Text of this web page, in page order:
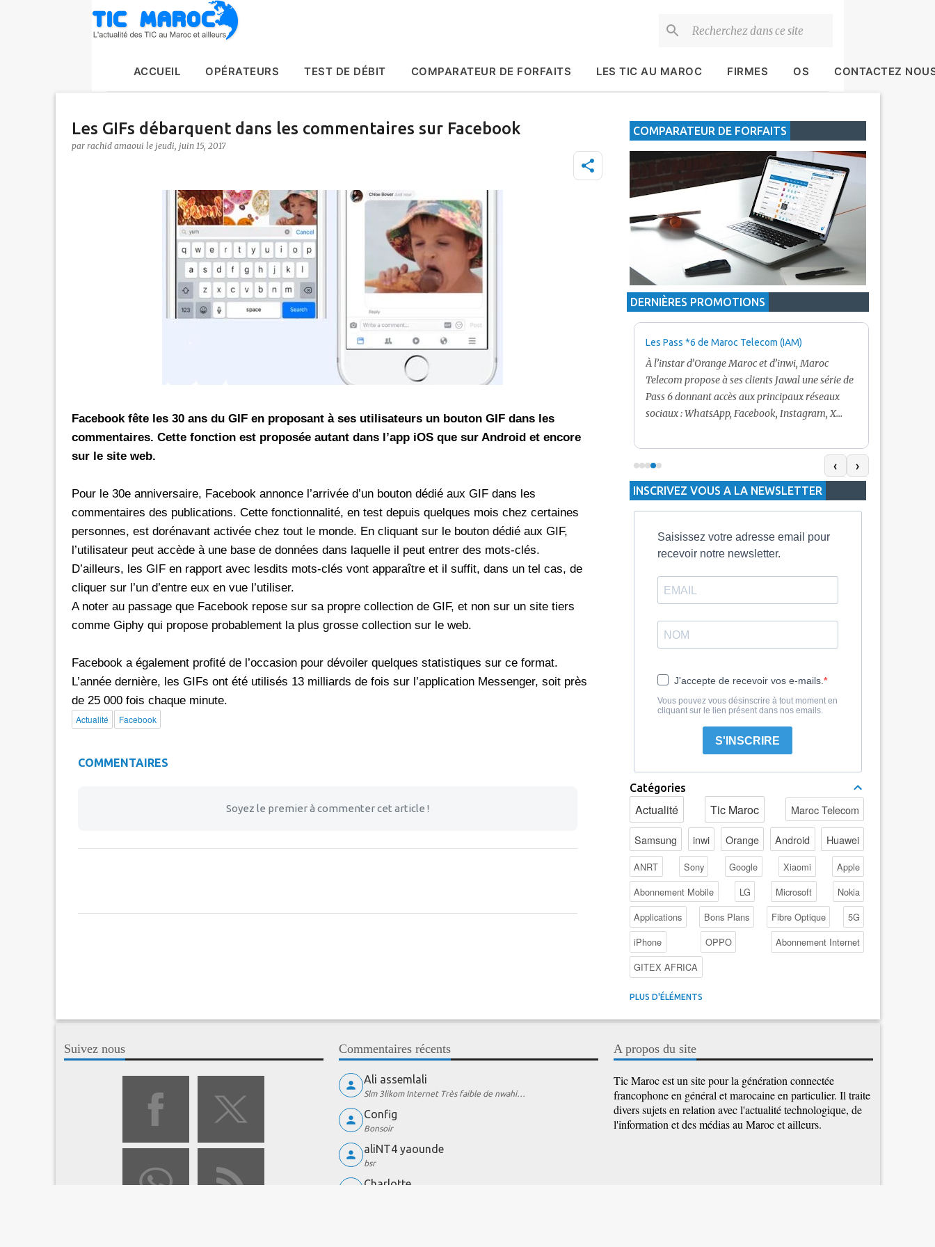
ACCUEIL OPÉRATEURS TEST DE DÉBIT COMPARATEUR DE FORFAITS LES TIC AU MAROC FIRMES OS CONTACTEZ
Les GIFs débarquent dans les commentaires sur Facebook
par rachid amaoui le jeudi, juin 15, 2017
Facebook fête les 30 ans du GIF en proposant à ses utilisateurs un bouton GIF dans les
commentaires. Cette fonction est proposée autant dans l’app iOS que sur Android et encore
sur le site web.
Pour le 30e anniversaire, Facebook annonce l’arrivée d’un bouton dédié aux GIF dans les
commentaires des publications. Cette fonctionnalité, en test depuis quelques mois chez certaines
personnes, est dorénavant activée chez tout le monde. En cliquant sur le bouton dédié aux GIF,
l’utilisateur peut accède à une base de données dans laquelle il peut entrer des mots-clés.
D’ailleurs, les GIF en rapport avec lesdits mots-clés vont apparaître et il suffit, dans un tel cas, de
cliquer sur l’un d’entre eux en vue l’utiliser.
A noter au passage que Facebook repose sur sa propre collection de GIF, et non sur un site tiers
comme Giphy qui propose probablement la plus grosse collection sur le web.
Facebook a également profité de l’occasion pour dévoiler quelques statistiques sur ce format.
L’année dernière, les GIFs ont été utilisés 13 milliards de fois sur l’application Messenger, soit près
de 25 000 fois chaque minute.
Actualité Facebook
COMMENTAIRES
Soyez le premier à commenter cet article !
COMPARATEUR DE FORFAITS
DERNIÈRES PROMOTIONS
d'une offre promotionnelle qui
peuvent désormais bénéficier
code d'une recharge de 30 Dh
Promotion inwi: L'illimité vers les réseaux sociaux
A l'instar de Maroc Telecom et Orange, inwi fait
certains réseaux sociaux. A 5 Dh, le client aura
droit à 100 Mo valables vers WhatsApp,
Facebook, Twitter, Instagram et Snapchat voire
promotionnelle qui prendra fin le 23 mars 2026,
le Pass 30 Dh de inwi offre un
Promotion Orange Maroc: Recharge x25 +
Internet
Nouveau! Orange Maroc multiplie les recharges
pour toute recharge de 30 Dh ou plus. De plus,
un volume d'internet variant selon le montant de
Les Pass *6 de Maroc Telecom (IAM)
À l’instar d’Orange Maroc et d’inwi, Maroc
Telecom propose à ses clients Jawal une série de
Pass 6 donnant accès aux principaux réseaux
sociaux : WhatsApp, Facebook, Instagram, X
5 Dh inclut 100 Mo, le Pass 10 Dh offre 400 Mo,
tandis que les formules à 20 Dh et 30 Dh
proposent respectivement 1 Go et 2 Go. Les
durées de validité sont de 3 jours pour
‹ ›
INSCRIVEZ VOUS A LA NEWSLETTER
Saisissez votre adresse email pour
recevoir notre newsletter.
J'accepte de recevoir vos e-mails.
Vous pouvez vous désinscrire à tout moment en
cliquant sur le lien présent dans nos emails.
S'INSCRIRE
Catégories
Actualité Tic Maroc Maroc Telecom
Samsung inwi Orange Android Huawei
ANRT Sony Google Xiaomi
Apple
Abonnement Mobile
LG Microsoft
Nokia
Applications
Bons Plans Fibre Optique
5G
iPhone
OPPO
Abonnement Internet
GITEX AFRICA
4G au Maroc
Intelligence Artificielle
Cybersécurité
Promotions Maroc Telecom
PLUS D'ÉLÉMENTS
Suivez nous Commentaires récents
Ali assemlali
Slm 3likom Internet Très faible de nwahi…
Config
Bonsoir
aliNT4 yaounde
bsr
Charlotte
A propos du site
Tic Maroc est un site pour la génération connectée
francophone en général et marocaine en particulier. Il traite
divers sujets en relation avec l'actualité technologique, de
l'information et des médias au Maroc et ailleurs.